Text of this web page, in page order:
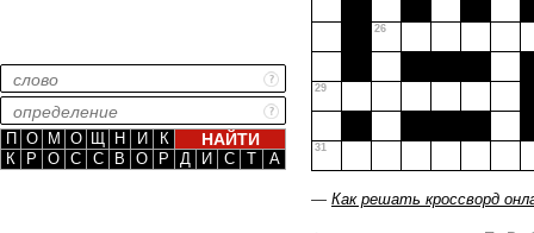
П О М О Щ Н И
К
К
Р О С С В О Р Д И С Т А
26
29
31
— Как решать кроссворд